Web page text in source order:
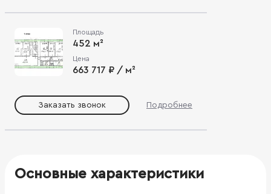
Площадь
452 м²
Цена
663 717 ₽ / м²
Заказать звонок Подробнее
Основные характеристики